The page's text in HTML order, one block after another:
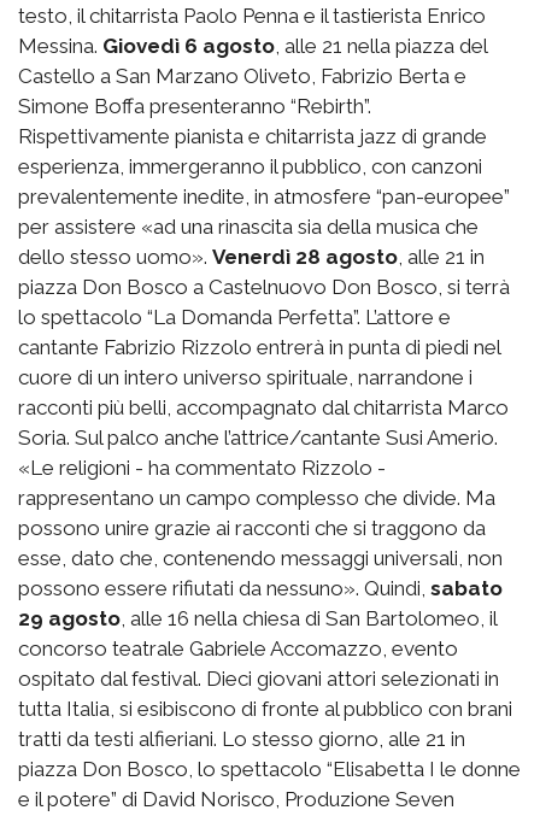
testo, il chitarrista Paolo Penna e il tastierista Enrico
Messina. Giovedì 6 agosto, alle 21 nella piazza del
Castello a San Marzano Oliveto, Fabrizio Berta e
Simone Boffa presenteranno “Rebirth”.
Rispettivamente pianista e chitarrista jazz di grande
esperienza, immergeranno il pubblico, con canzoni
prevalentemente inedite, in atmosfere “pan-europee”
per assistere «ad una rinascita sia della musica che
dello stesso uomo». Venerdì 28 agosto, alle 21 in
piazza Don Bosco a Castelnuovo Don Bosco, si terrà
lo spettacolo “La Domanda Perfetta”. L’attore e
cantante Fabrizio Rizzolo entrerà in punta di piedi nel
cuore di un intero universo spirituale, narrandone i
racconti più belli, accompagnato dal chitarrista Marco
Soria. Sul palco anche l’attrice/cantante Susi Amerio.
«Le religioni - ha commentato Rizzolo -
rappresentano un campo complesso che divide. Ma
possono unire grazie ai racconti che si traggono da
esse, dato che, contenendo messaggi universali, non
possono essere rifiutati da nessuno». Quindi, sabato
29 agosto, alle 16 nella chiesa di San Bartolomeo, il
concorso teatrale Gabriele Accomazzo, evento
ospitato dal festival. Dieci giovani attori selezionati in
tutta Italia, si esibiscono di fronte al pubblico con brani
tratti da testi alfieriani. Lo stesso giorno, alle 21 in
piazza Don Bosco, lo spettacolo “Elisabetta I le donne
e il potere” di David Norisco, Produzione Seven